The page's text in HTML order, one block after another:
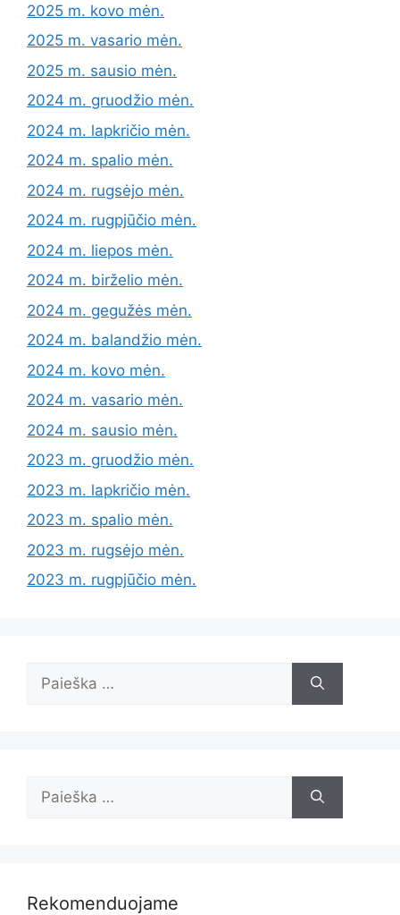
2025 m. kovo mėn.
2025 m. vasario mėn.
2025 m. sausio mėn.
2024 m. gruodžio mėn.
2024 m. lapkričio mėn.
2024 m. spalio mėn.
2024 m. rugsėjo mėn.
2024 m. rugpjūčio mėn.
2024 m. liepos mėn.
2024 m. birželio mėn.
2024 m. gegužės mėn.
2024 m. balandžio mėn.
2024 m. kovo mėn.
2024 m. vasario mėn.
2024 m. sausio mėn.
2023 m. gruodžio mėn.
2023 m. lapkričio mėn.
2023 m. spalio mėn.
2023 m. rugsėjo mėn.
2023 m. rugpjūčio mėn.
Ieškoti:
Ieškoti:
Rekomenduojame